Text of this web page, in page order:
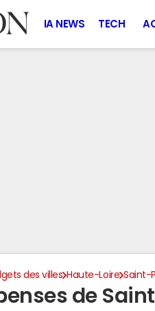
IA NEWS TECH
des villes Haute-Loire Saint-
de